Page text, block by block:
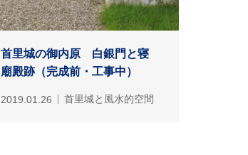
首里城の御内原 白銀門と寝
廟殿跡（完成前・工事中）
2019.01.26 首里城と風水的空間